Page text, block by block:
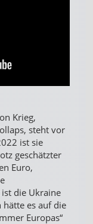
Krieg,
steht vor
ist sie
geschätzter
Euro,
die Ukraine
hätte es auf die
Europas“